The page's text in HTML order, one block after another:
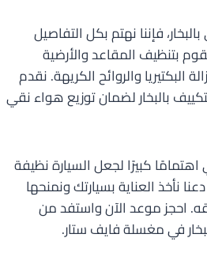
فإننا نهتم بكل التفاصيل
بتنظيف المقاعد والأرضية
البكتيريا والروائح الكريهة. نقدم
بالبخار لضمان توزيع هواء نقي
كبيرًا لجعل السيارة نظيفة
نأخذ العناية بسيارتك ونمنحها
احجز موعد الآن واستفد من
في مغسلة فايف ستار.